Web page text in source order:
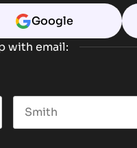
Google
with email: